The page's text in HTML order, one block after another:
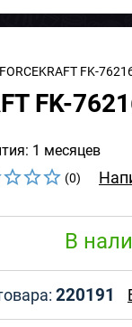
FK-
FK-
1 месяцев
(0)
В
220191